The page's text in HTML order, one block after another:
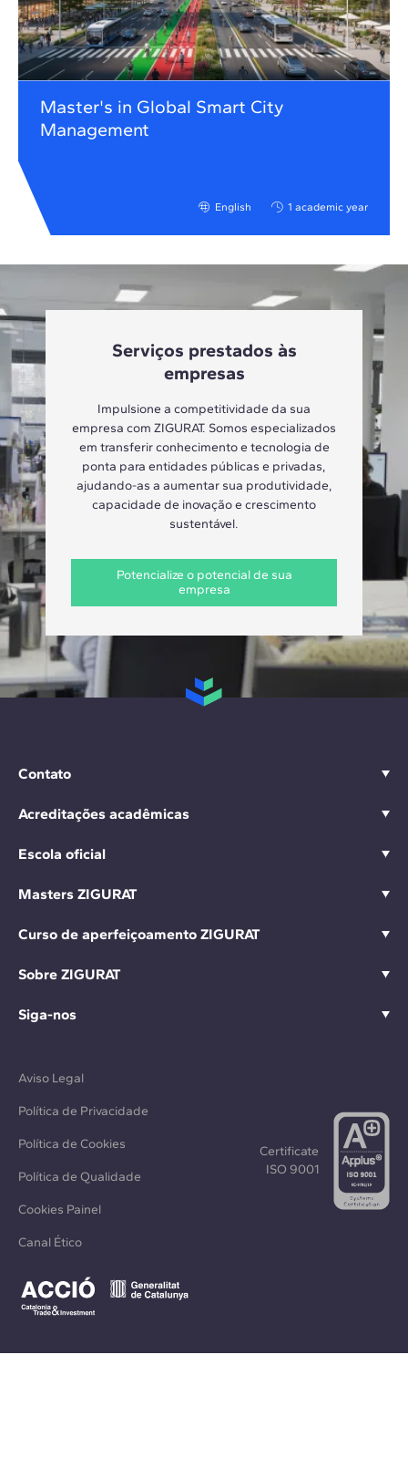
Master's in Global Smart City
Management
English 1 academic year
Serviços prestados às
empresas
Impulsione a competitividade da sua
empresa com ZIGURAT. Somos especializados
em transferir conhecimento e tecnologia de
ponta para entidades públicas e privadas,
ajudando-as a aumentar sua produtividade,
capacidade de inovação e crescimento
sustentável.
Potencialize o potencial de sua
empresa
Contato
Acreditações acadêmicas
Escola oficial
Masters ZIGURAT
Curso de aperfeiçoamento ZIGURAT
Sobre ZIGURAT
Siga-nos
Aviso Legal
Política de Privacidade
Política de Cookies
Política de Qualidade
Cookies Painel
Canal Ético
Certificate
ISO 9001